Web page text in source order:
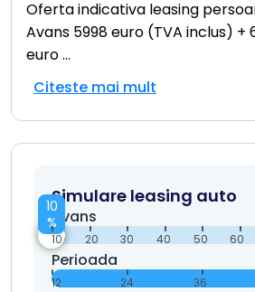
Oferta indicativa leasing
Avans 5998 euro (TVA inclus) +
euro...
Citeste mai mult
Simulare leasing auto
Avans
10
%
10 20 30 40 50 60
Perioada
12 24 36